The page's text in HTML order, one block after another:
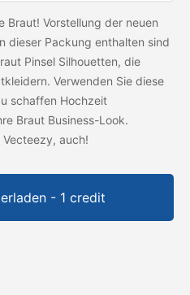
Braut! Vorstellung der neuen
dieser Packung enthalten sind
Pinsel Silhouetten, die
Verwenden Sie diese
schaffen Hochzeit
Braut Business-Look.
auch!
- 1 credit